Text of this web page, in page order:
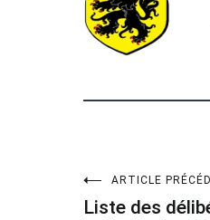
ARTICLE
Liste des